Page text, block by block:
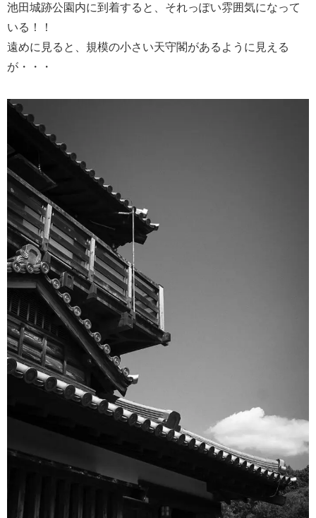
池田城跡公園内に到着すると、それっぽい雰囲気になって
いる！！
遠めに見ると、規模の小さい天守閣があるように見える
が・・・